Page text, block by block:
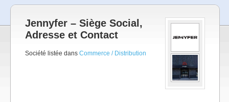
Jennyfer – Siège Social,
Adresse et Contact
Société listée dans Commerce / Distribution